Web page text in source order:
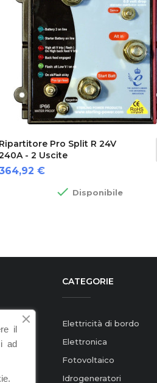
Ripartitore Pro Split R 24V
- 2 Uscite
€
 Disponibile
CATEGORIE
Elettricità di bordo
Elettronica
Fotovoltaico
Idrogeneratori
il
ad